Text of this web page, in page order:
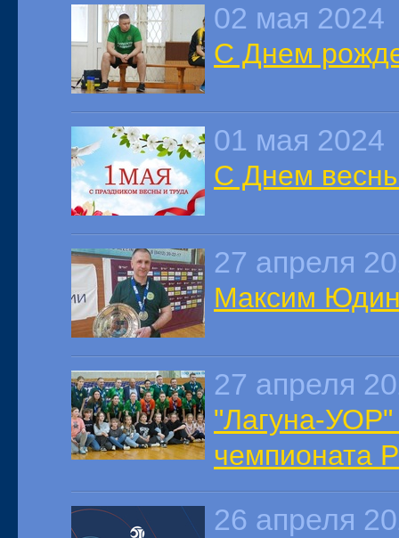
02 мая 2024
С Днем
01 мая 2024
С Днем
27 апреля
Максим
27 апреля
"Лагуна-
чемпионата
26 апреля